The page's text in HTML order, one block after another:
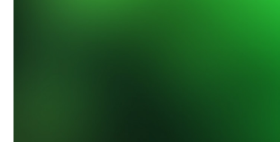
TRAINER